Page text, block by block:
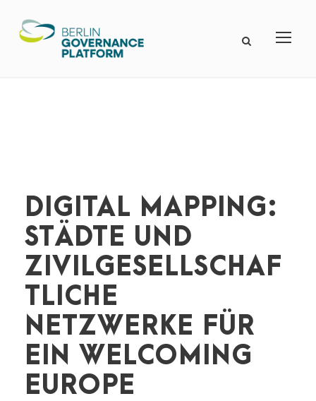
DIGITAL MAPPING:
STÄDTE UND
ZIVILGESELLSCHAF
TLICHE
NETZWERKE FÜR
EIN WELCOMING
EUROPE